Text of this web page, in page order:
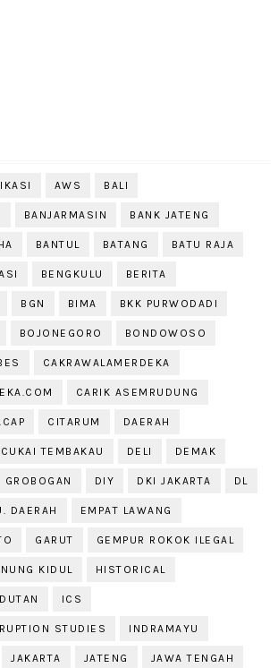
AWS BALI
BANJARMASIN BANK JATENG
BANTUL BATANG BATU RAJA
BENGKULU BERITA
BGN BIMA BKK PURWODADI
BOJONEGORO BONDOWOSO
CAKRAWALAMERDEKA
CARIK ASEMRUDUNG
CITARUM DAERAH
TEMBAKAU DELI DEMAK
DIY DKI JAKARTA DL
DAERAH EMPAT LAWANG
GARUT GEMPUR ROKOK ILEGAL
KIDUL HISTORICAL
ICS
STUDIES INDRAMAYU
JAKARTA JATENG JAWA TENGAH